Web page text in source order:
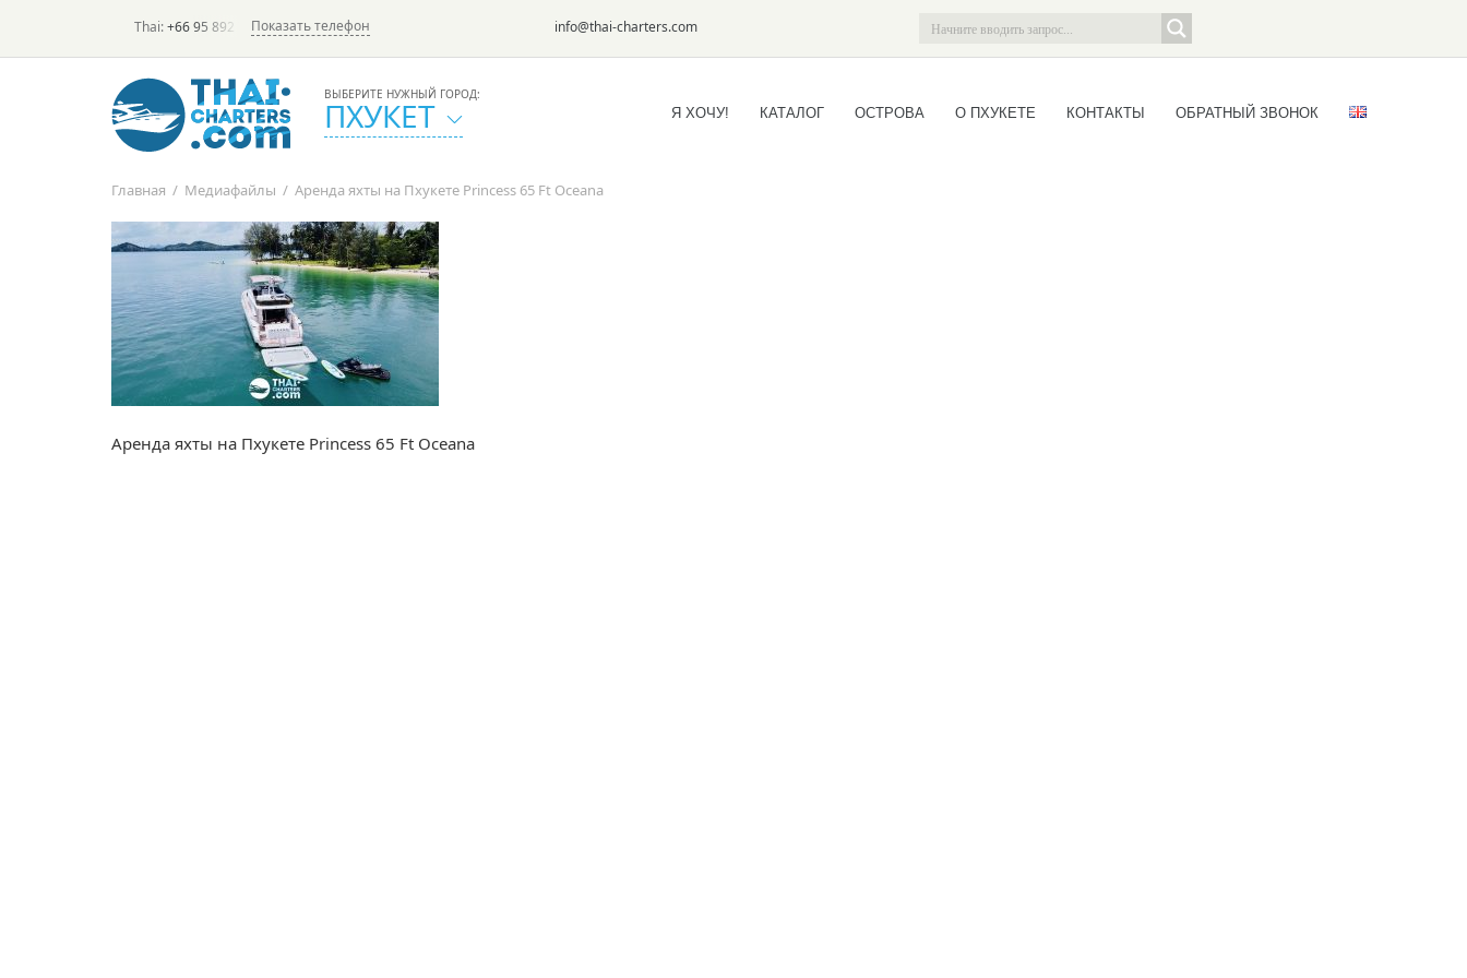
Thai:+66 95 892 7646(rus/eng) | в России:
Показать телефон info@thai-charters.com
ВЫБЕРИТЕ НУЖНЫЙ ГОРОД:
ПХУКЕТ Я ХОЧУ! КАТАЛОГ ОСТРОВА О ПХУКЕТЕ КОНТАКТЫ ОБРАТНЫЙ ЗВОНОК
Главная / Медиафайлы / Аренда яхты на Пхукете Princess 65 Ft Oceana
Аренда яхты на Пхукете Princess 65 Ft Oceana